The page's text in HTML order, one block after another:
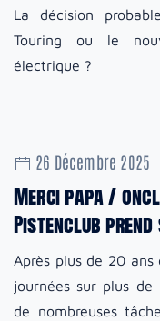
La décision
Touring ou le
électrique ?
26 Décembre 2025
Merci papa /
Pistenclub
Après plus de 20 ans
journées sur plus
de nombreuses